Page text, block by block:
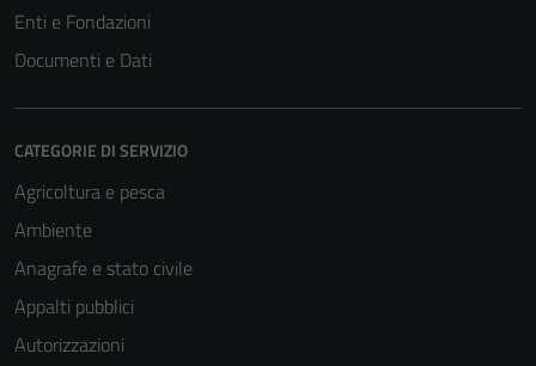
Enti e Fondazioni
Documenti e Dati
CATEGORIE DI SERVIZIO
Agricoltura e pesca
Ambiente
Anagrafe e stato civile
Appalti pubblici
Autorizzazioni